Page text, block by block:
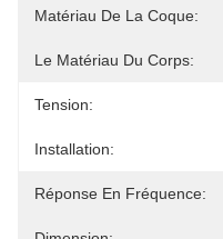
Matériau De La Coque:
Le Matériau Du Corps:
Tension:
Installation:
Réponse En Fréquence: